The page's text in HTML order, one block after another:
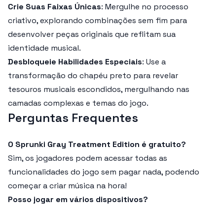
Crie Suas Faixas Únicas: Mergulhe no processo
criativo, explorando combinações sem fim para
desenvolver peças originais que reflitam sua
identidade musical.
Desbloqueie Habilidades Especiais: Use a
transformação do chapéu preto para revelar
tesouros musicais escondidos, mergulhando nas
camadas complexas e temas do jogo.
Perguntas Frequentes
O Sprunki Gray Treatment Edition é gratuito?
Sim, os jogadores podem acessar todas as
funcionalidades do jogo sem pagar nada, podendo
começar a criar música na hora!
Posso jogar em vários dispositivos?